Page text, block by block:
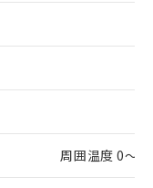
周囲温度 0～